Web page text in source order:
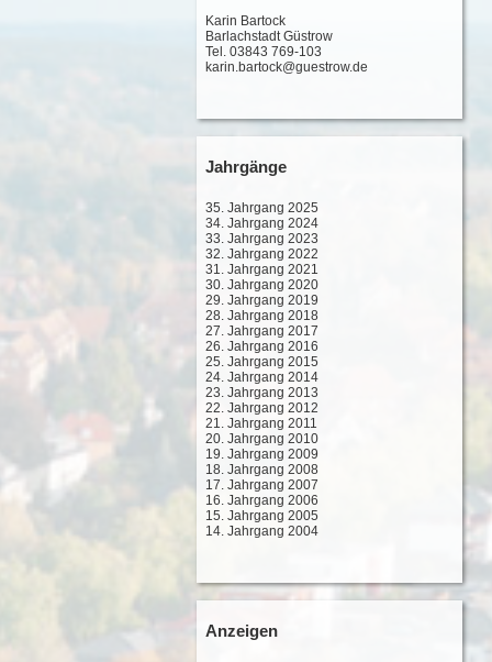
Karin Bartock
Barlachstadt Güstrow
Tel. 03843 769-103
karin.bartock@guestrow.de
Jahrgänge
35. Jahrgang 2025
34. Jahrgang 2024
33. Jahrgang 2023
32. Jahrgang 2022
31. Jahrgang 2021
30. Jahrgang 2020
29. Jahrgang 2019
28. Jahrgang 2018
27. Jahrgang 2017
26. Jahrgang 2016
25. Jahrgang 2015
24. Jahrgang 2014
23. Jahrgang 2013
22. Jahrgang 2012
21. Jahrgang 2011
20. Jahrgang 2010
19. Jahrgang 2009
18. Jahrgang 2008
17. Jahrgang 2007
16. Jahrgang 2006
15. Jahrgang 2005
14. Jahrgang 2004
Anzeigen